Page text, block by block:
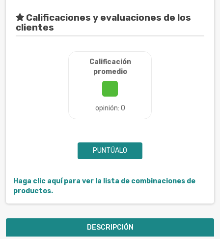
Calificaciones y evaluaciones de los
clientes
Calificación
promedio
opinión: 0
PUNTÚALO
Haga clic aquí para ver la lista de combinaciones de
productos.
DESCRIPCIÓN